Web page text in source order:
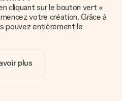
cliquant sur le bouton vert «
votre création. Grâce à
pouvez entièrement le
finale à votre cadeau.
dans le prix ?
plus